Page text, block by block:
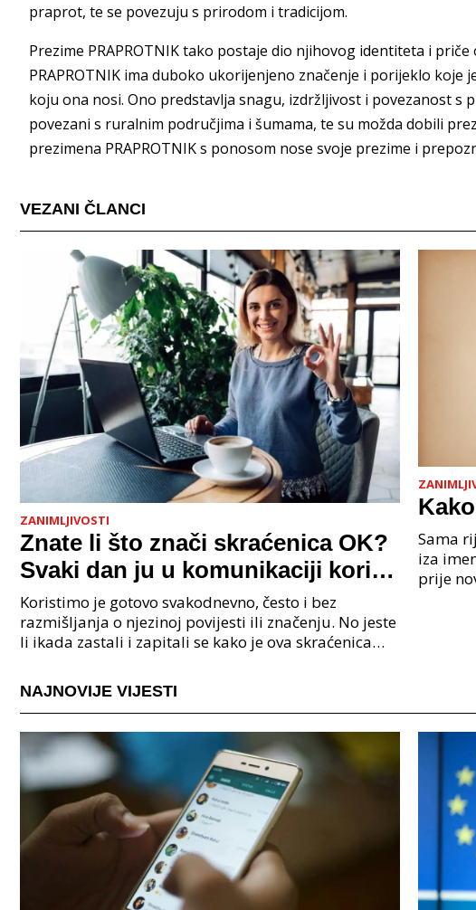
praprot, te se povezuju s prirodom i tradicijom.
Prezime PRAPROTNIK tako postaje dio njihovog identiteta i
PRAPROTNIK ima duboko ukorijenjeno značenje i porijeklo
koju ona nosi. Ono predstavlja snagu, izdržljivost i povezanost s
povezani s ruralnim područjima i šumama, te su možda dobili
prezimena PRAPROTNIK s ponosom nose svoje prezime i
VEZANI ČLANCI
ZANIMLJIVOSTI
Znate li što znači skraćenica OK?
Svaki dan ju u komunikaciji koristi
cijeli svijet.
Koristimo je gotovo svakodnevno, često i bez
razmišljanja o njezinoj povijesti ili značenju. No jeste
li ikada zastali i zapitali se kako je ova skraćenica
Sama
iza
prije
NAJNOVIJE VIJESTI